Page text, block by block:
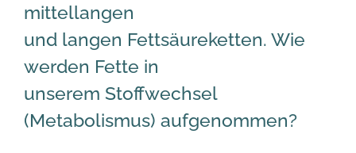
mittellangen
und langen Fettsäureketten. Wie
werden Fette in
unserem Stoffwechsel
(Metabolismus) aufgenommen?